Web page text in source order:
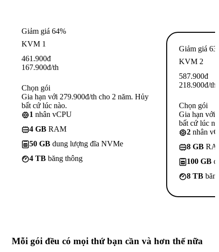
Giảm giá 64%
KVM 1
461.900đ
167.900đ/th
Chọn gói
Gia hạn với 279.900đ/th cho 2 năm. Hủy
bất cứ lúc nào.
1 nhân vCPU
4 GB RAM
50 GB dung lượng đĩa NVMe
4 TB băng thông
Giảm giá
KVM 2
587.900đ
218.900đ/th
Chọn gói
Gia hạn với
bất cứ lúc
2 nhân
8 GB
100 GB
8 TB
Mỗi gói đều có mọi thứ bạn cần và hơn thế nữa